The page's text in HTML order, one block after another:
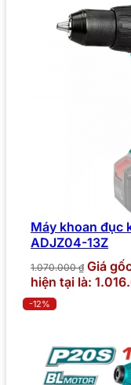
Máy khoan đục
ADJZ04-13Z
1.070.000₫ Giá
hiện tại là:
-12%